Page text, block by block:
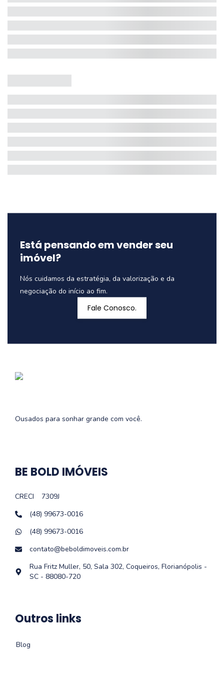
Está pensando em vender seu
imóvel?
Nós cuidamos da estratégia, da valorização e da
negociação do início ao fim.
Fale Conosco.
Ousados para sonhar grande com você.
BE BOLD IMÓVEIS
CRECI
7309J
(48) 99673-0016
(48) 99673-0016
contato@beboldimoveis.com.br
Rua Fritz Muller, 50, Sala 302, Coqueiros, Florianópolis -
SC - 88080-720
Outros links
Blog